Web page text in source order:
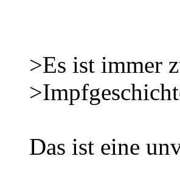
>Es ist immer
Das ist eine